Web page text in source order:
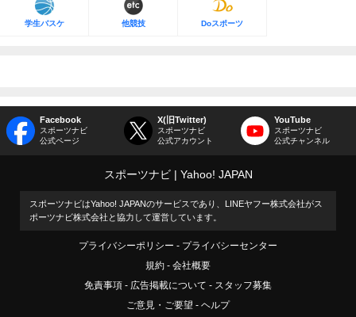
学生バスケ 他競技 Doスポーツ
Facebook
スポーツナビ
公式ページ
X(旧Twitter)
スポーツナビ
公式アカウント
YouTube
スポーツナビ
公式チャンネル
スポーツナビ Yahoo! JAPAN
スポーツナビはYahoo! JAPANのサービスであり、LINEヤフー株式会社がス
ポーツナビ株式会社と協力して運営しています。
プライバシーポリシー
プライバシーセンター
規約
会社概要
免責事項
広告掲載について
スタッフ募集
ご意見・ご要望
ヘルプ